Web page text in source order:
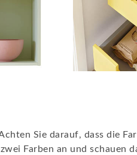
Sie darauf, dass die
Farben an und schauen